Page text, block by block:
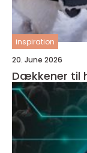
inspiration
20. June 2026
Dækkener til